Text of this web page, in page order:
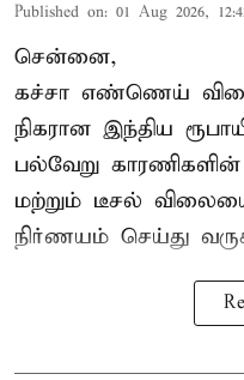
Published on: 01 Aug 2026,
சென்னை,
கச்சா எண்ணெய்
நிகரான இந்திய
பல்வேறு
மற்றும் டீசல்
நிர்ணயம் செய்து